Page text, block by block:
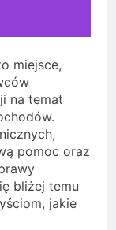
miejsce,
na temat
pomoc oraz
bliżej temu
jakie